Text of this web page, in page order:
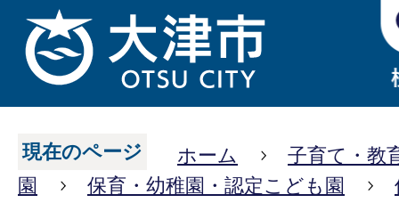
現在のページ ホーム
子育て・教
園
保育・幼稚園・認定こども園